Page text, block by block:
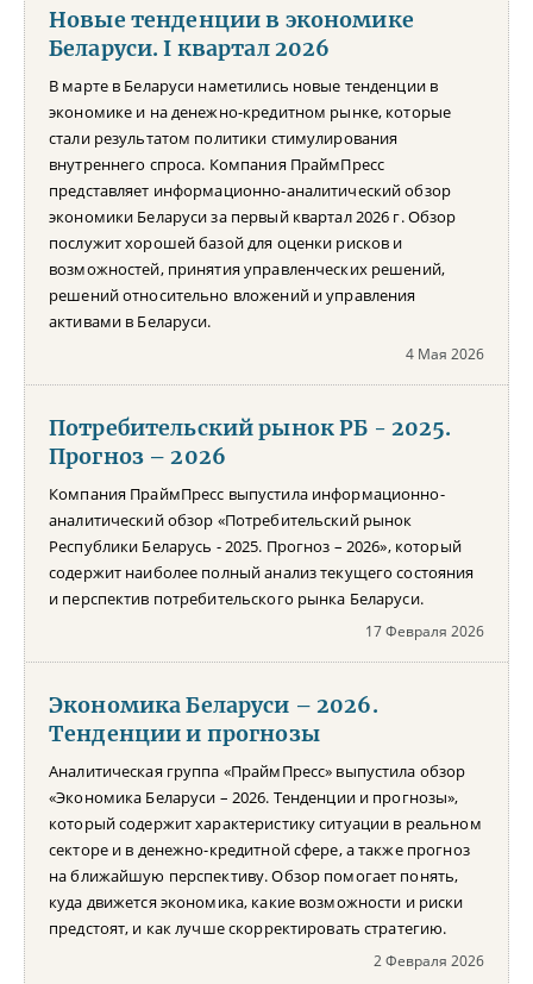
Новые тенденции в экономике
Беларуси. I квартал 2026
В марте в Беларуси наметились новые тенденции в
экономике и на денежно-кредитном рынке, которые
стали результатом политики стимулирования
внутреннего спроса. Компания ПраймПресс
представляет информационно-аналитический обзор
экономики Беларуси за первый квартал 2026 г. Обзор
послужит хорошей базой для оценки рисков и
возможностей, принятия управленческих решений,
решений относительно вложений и управления
активами в Беларуси.
4 Мая 2026
Потребительский рынок РБ - 2025.
Прогноз – 2026
Компания ПраймПресс выпустила информационно-
аналитический обзор «Потребительский рынок
Республики Беларусь - 2025. Прогноз – 2026», который
содержит наиболее полный анализ текущего состояния
и перспектив потребительского рынка Беларуси.
17 Февраля 2026
Экономика Беларуси – 2026.
Тенденции и прогнозы
Аналитическая группа «ПраймПресс» выпустила обзор
«Экономика Беларуси – 2026. Тенденции и прогнозы»,
который содержит характеристику ситуации в реальном
секторе и в денежно-кредитной сфере, а также прогноз
на ближайшую перспективу. Обзор помогает понять,
куда движется экономика, какие возможности и риски
предстоят, и как лучше скорректировать стратегию.
2 Февраля 2026